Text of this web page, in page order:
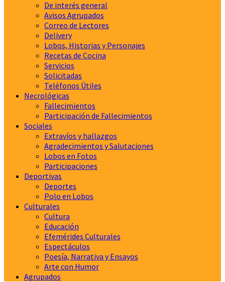
De interés general
Avisos Agrupados
Correo de Lectores
Delivery
Lobos, Historias y Personajes
Recetas de Cocina
Servicios
Solicitadas
Teléfonos Útiles
Necrológicas
Fallecimientos
Participación de Fallecimientos
Sociales
Extravíos y hallazgos
Agradecimientos y Salutaciones
Lobos en Fotos
Participaciones
Deportivas
Deportes
Polo en Lobos
Culturales
Cultura
Educación
Efemérides Culturales
Espectáculos
Poesía, Narrativa y Ensayos
Arte con Humor
Agrupados